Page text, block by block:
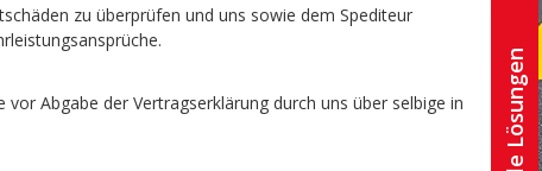
zu überprüfen und uns sowie dem Spediteur
Abgabe der Vertragserklärung durch uns über selbige in